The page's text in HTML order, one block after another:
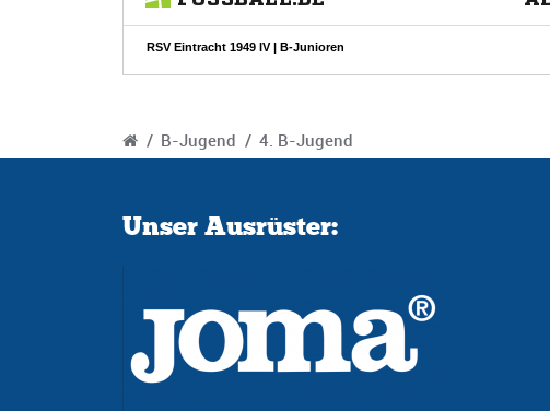
/ B-Jugend / 4. B-Jugend
Unser Ausrüster: